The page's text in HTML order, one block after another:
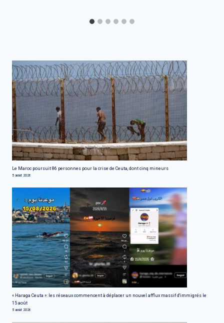
Le Maroc poursuit 86 personnes pour la crise de Ceuta, dont cinq mineurs
5 août 2026
« Haraga Ceuta »: les réseaux commencent à déplacer un nouvel afflux massif d'immigrés le
15 août
5 août 2026